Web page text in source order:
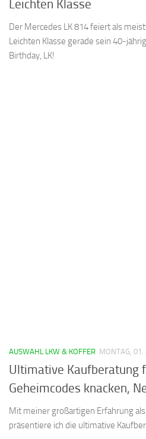
Leichten Klasse
Der Mercedes LK 814 feiert als
Leichten Klasse gerade sein 40-
Birthday, LK!
AUSWAHL LKW & KOFFER MONTAG,
Ultimative Kaufberatung
Geheimcodes knacken,
Mit meiner großartigen Erfahrung
präsentiere ich die ultimative